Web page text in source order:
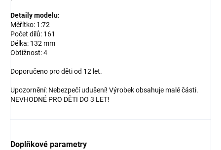
Detaily modelu:
Měřítko: 1:72
Počet dílů: 161
Délka: 132 mm
Obtížnost: 4
Doporučeno pro děti od 12 let.
Upozornění: Nebezpečí udušení! Výrobek obsahuje malé části.
NEVHODNÉ PRO DĚTI DO 3 LET!
Doplňkové parametry